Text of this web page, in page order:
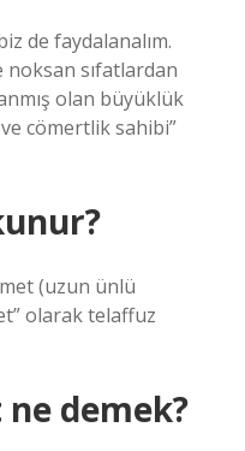
de faydalanalım.
noksan sıfatlardan
olan büyüklük
cömertlik sahibi”
(uzun ünlü
olarak telaffuz
demek?